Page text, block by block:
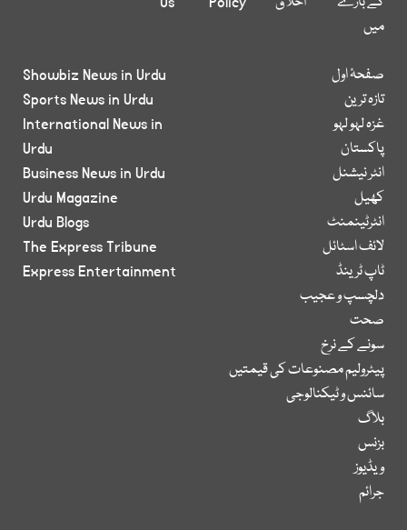
میں
صفحۂ اول
تازہ ترین
غزہ لہو لہو
پاکستان
انٹر نیشنل
کھیل
انٹرٹینمنٹ
لائف اسٹائل
ٹاپ ٹرینڈ
دلچسپ و عجیب
صحت
سونے کے نرخ
پیٹرولیم مصنوعات کی قیمتیں
سائنس و ٹیکنالوجی
بلاگ
بزنس
ویڈیوز
جرائم
Showbiz News in Urdu
Sports News in Urdu
International News in
Urdu
Business News in Urdu
Urdu Magazine
Urdu Blogs
The Express Tribune
Express Entertainment